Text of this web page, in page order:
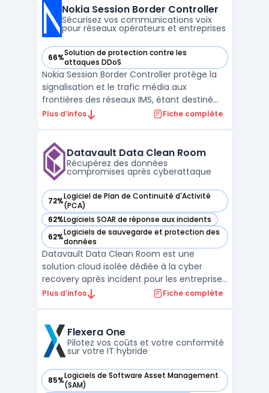
équipements et structurer les flux de
données. Les gestionnaires d’actifs ...
Nokia Session Border Controller
Sécurisez vos communications voix
pour réseaux opérateurs et entreprises
66%Solution de protection contre les
attaques DDoS
— voir Nokia Session Border Controller dans cette catégorie
Nokia Session Border Controller protège la
signalisation et le trafic média aux
frontières des réseaux IMS, étant destiné
aux opérateurs télécoms et à de grandes
services VoLTE, VoWiFi et voix 5G
concernant les risques ...
Plus d’infos Fiche complète
Datavault Data Clean Room
Récupérez des données
compromises après cyberattaque
72%Logiciel de Plan de Continuité d'Activité
(PCA)
— voir Datavault Data Clean Room dans cette catégorie
62%Logiciels SOAR de réponse aux incidents
— voir Datavault Data Clean Room dans cette catégorie
62%Logiciels de sauvegarde et protection des
données
— voir Datavault Data Clean Room dans cette catégorie
Datavault Data Clean Room est une
solution cloud isolée dédiée à la cyber
recovery après incident pour les entreprises
confrontées aux risques de contamination
production afin d’éviter toute réinfection
ou perturbation des opérat ...
Plus d’infos Fiche complète
Flexera One
Pilotez vos coûts et votre conformité
sur votre IT hybride
85%Logiciels de Software Asset Management
(SAM)
— voir Flexera One dans cette catégorie